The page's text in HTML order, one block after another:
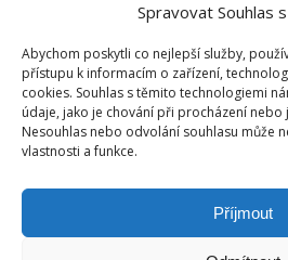
Spravovat Souhlas
Abychom poskytli co nejlepší služby,
přístupu k informacím o zařízení,
cookies. Souhlas s těmito technologiemi
údaje, jako je chování při procházení
Nesouhlas nebo odvolání souhlasu může
vlastnosti a funkce.
Příjmout
Česká asociace